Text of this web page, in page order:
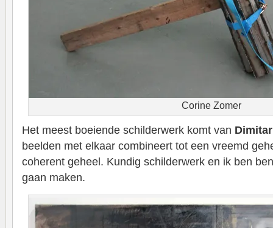
Corine Zomer
Het meest boeiende schilderwerk komt van
beelden met elkaar combineert tot een vreemd
coherent geheel. Kundig schilderwerk en ik ben
gaan maken.